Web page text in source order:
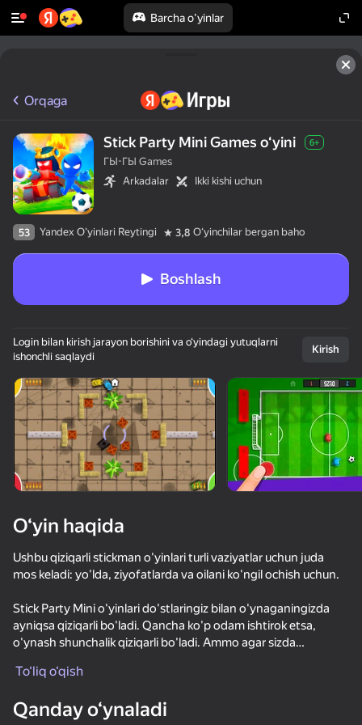
Barcha o'yinlar
50+ eng yaxshi
o‘yinlar,
kişilar ham o‘ynaydi
Ko'rish
Qurilmani aylantiring
O‘yinlar faqat gorizontal
oriyentatsiyasida ishlaydi
Archer Ragdoll Masters
Слэш Битва
Orqaga
Stick Party Mini Games oʻyini 6+
ГЫ-ГЫ Games
Arkadalar
Ikki kishi uchun
53 Yandex O'yinlari Reytingi 3,8 Oʻyinchilar bergan baho
Boshlash
Login bilan kirish jarayon borishini va o‘yindagi yutuqlarni
ishonchli saqlaydi
Kirish
O‘yin haqida
Ushbu qiziqarli stickman o'yinlari turli vaziyatlar uchun juda
mos keladi: yo'lda, ziyofatlarda va oilani ko'ngil ochish uchun.
Stick Party Mini o'yinlari do'stlaringiz bilan o'ynaganingizda
ayniqsa qiziqarli bo'ladi. Qancha ko'p odam ishtirok etsa,
o'ynash shunchalik qiziqarli bo'ladi. Ammo agar sizda
mahoratingizni oshirib, do'stlaringiz bilan musobaqalarda
To‘liq o‘qish
Qanday o‘ynaladi